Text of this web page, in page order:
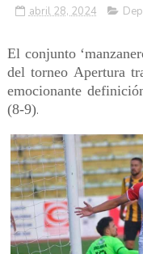
abril 28, 2024
El conjunto
del torneo Apertura
emocionante
(8-9).